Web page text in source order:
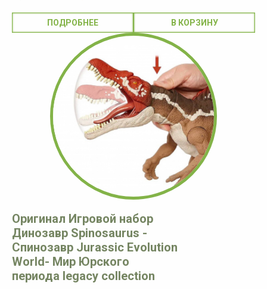
ПОДРОБНЕЕ
Оригинал Игровой набор
Динозавр Spinosaurus -
Спинозавр Jurassic Evolution
World- Мир Юрского
периода legacy collection